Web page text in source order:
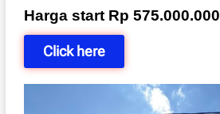
Harga start Rp 575.000.000
Click here